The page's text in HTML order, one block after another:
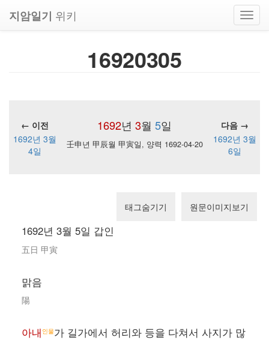
지암일기 위키
16920305
1692년 3월 5일
← 이전
다음 →
1692년 3월
4일
壬申년 甲辰월 甲寅일, 양력 1692-04-20
1692년 3월
6일
태그숨기기 원문이미지보기
1692년 3월 5일 갑인
五日 甲寅
맑음
陽
아내 인물가 길가에서 허리와 등을 다쳐서 사지가 많